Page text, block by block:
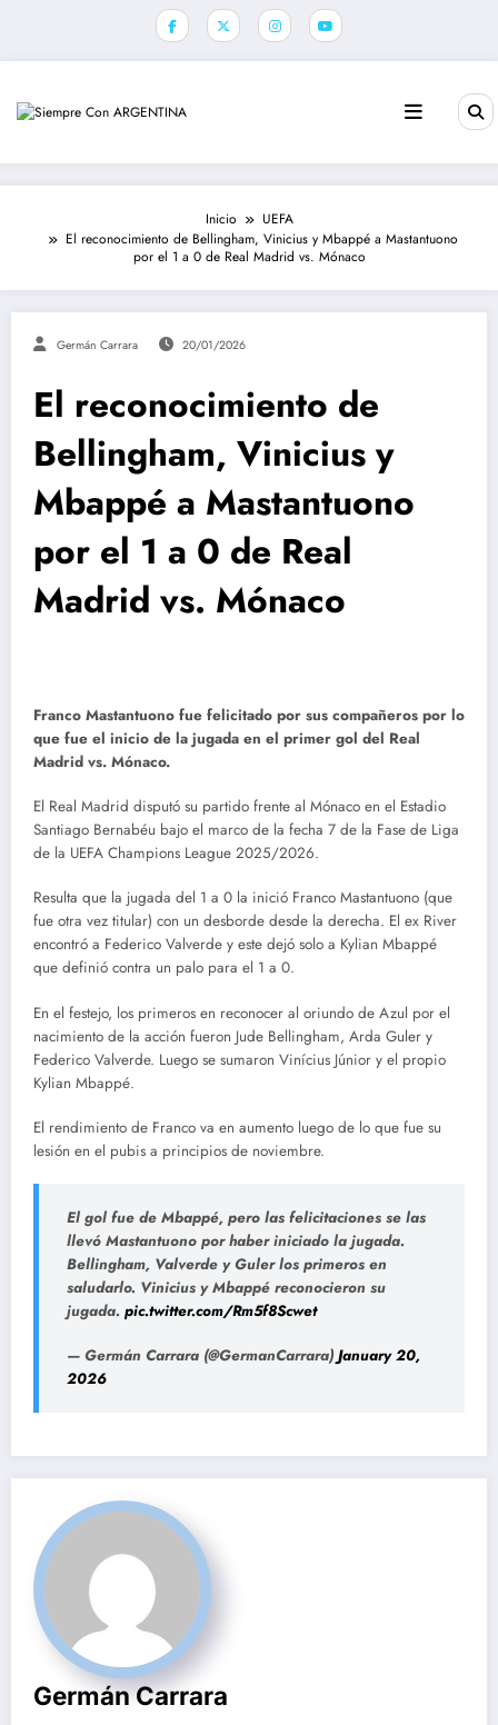
Inicio
UEFA
El reconocimiento de Bellingham, Vinicius y Mbappé a Mastantuono
por el 1 a 0 de Real Madrid vs. Mónaco
Germán Carrara 20/01/2026
El reconocimiento de
Bellingham, Vinicius y
Mbappé a Mastantuono
por el 1 a 0 de Real
Madrid vs. Mónaco
Franco Mastantuono fue felicitado por sus compañeros por lo
que fue el inicio de la jugada en el primer gol del Real
Madrid vs. Mónaco.
El Real Madrid disputó su partido frente al Mónaco en el Estadio
Santiago Bernabéu bajo el marco de la fecha 7 de la Fase de Liga
de la UEFA Champions League 2025/2026.
Resulta que la jugada del 1 a 0 la inició Franco Mastantuono (que
fue otra vez titular) con un desborde desde la derecha. El ex River
encontró a Federico Valverde y este dejó solo a Kylian Mbappé
que definió contra un palo para el 1 a 0.
En el festejo, los primeros en reconocer al oriundo de Azul por el
nacimiento de la acción fueron Jude Bellingham, Arda Guler y
Federico Valverde. Luego se sumaron Vinícius Júnior y el propio
Kylian Mbappé.
El rendimiento de Franco va en aumento luego de lo que fue su
lesión en el pubis a principios de noviembre.
El gol fue de Mbappé, pero las felicitaciones se las
llevó Mastantuono por haber iniciado la jugada.
Bellingham, Valverde y Guler los primeros en
saludarlo. Vinicius y Mbappé reconocieron su
jugada. pic.twitter.com/Rm5f8Scwet
— Germán Carrara (@GermanCarrara) January 20,
2026
Germán Carrara